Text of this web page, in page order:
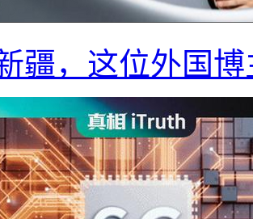
疆，这位外国